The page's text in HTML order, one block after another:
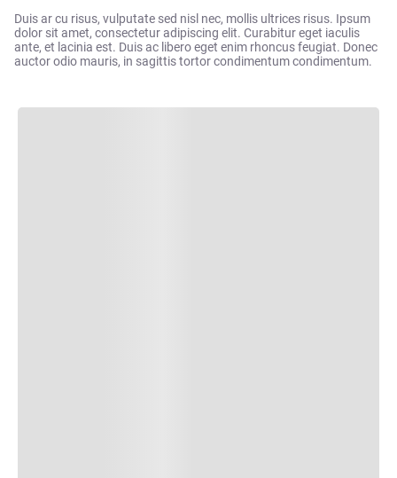
Duis ar cu risus, vulputate sed nisl nec, mollis ultrices risus. Ipsum
dolor sit amet, consectetur adipiscing elit. Curabitur eget iaculis
ante, et lacinia est. Duis ac libero eget enim rhoncus feugiat. Donec
auctor odio mauris, in sagittis tortor condimentum condimentum.